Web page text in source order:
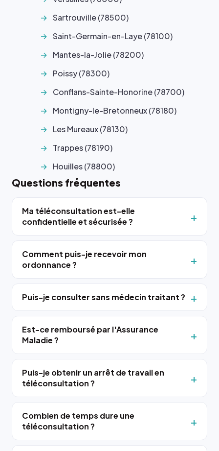
Sartrouville (78500)
Saint-Germain-en-Laye (78100)
Mantes-la-Jolie (78200)
Poissy (78300)
Conflans-Sainte-Honorine (78700)
Montigny-le-Bretonneux (78180)
Les Mureaux (78130)
Trappes (78190)
Houilles (78800)
Questions fréquentes
Ma téléconsultation est-elle
confidentielle et sécurisée ?
Comment puis-je recevoir mon
ordonnance ?
Puis-je consulter sans médecin traitant ?
Est-ce remboursé par l'Assurance
Maladie ?
Puis-je obtenir un arrêt de travail en
téléconsultation ?
Combien de temps dure une
téléconsultation ?